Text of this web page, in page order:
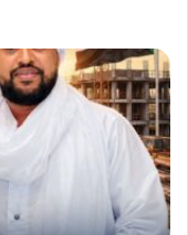
إبراهيم
النسر
يدعو
نجيب
ساويرس
والمستثمرين
المصريين
للمشاركة